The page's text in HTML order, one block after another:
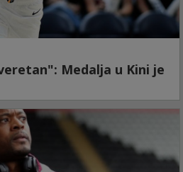
Medalja u Kini je